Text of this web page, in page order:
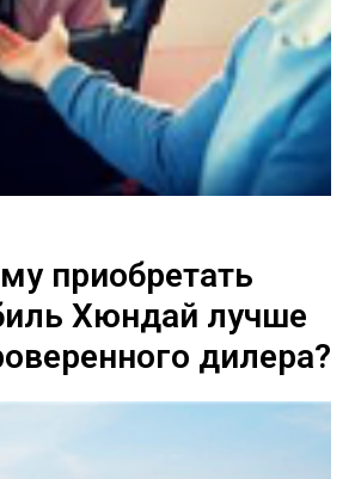
приобретать
Хюндай лучше
дилера?